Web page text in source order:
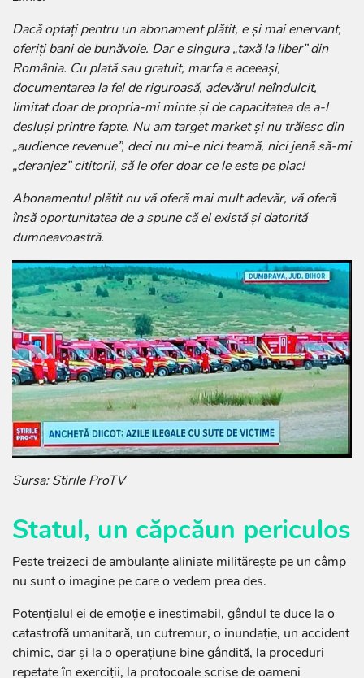
Dacă optați pentru un abonament plătit, e și mai enervant,
oferiți bani de bunăvoie. Dar e singura „taxă la liber” din
România. Cu plată sau gratuit, marfa e aceeași,
documentarea la fel de riguroasă, adevărul neîndulcit,
limitat doar de propria-mi minte și de capacitatea de a-l
desluși printre fapte. Nu am target market și nu trăiesc din
„audience revenue”, deci nu mi-e nici teamă, nici jenă să-mi
„deranjez” cititorii, să le ofer doar ce le este pe plac!
Abonamentul plătit nu vă oferă mai mult adevăr, vă oferă
însă oportunitatea de a spune că el există și datorită
dumneavoastră.
Sursa: Stirile ProTV
Statul, un căpcăun periculos
Peste treizeci de ambulanțe aliniate militărește pe un câmp
nu sunt o imagine pe care o vedem prea des.
Potențialul ei de emoție e inestimabil, gândul te duce la o
catastrofă umanitară, un cutremur, o inundație, un accident
chimic, dar și la o operațiune bine gândită, la proceduri
repetate în exerciții, la protocoale scrise de oameni